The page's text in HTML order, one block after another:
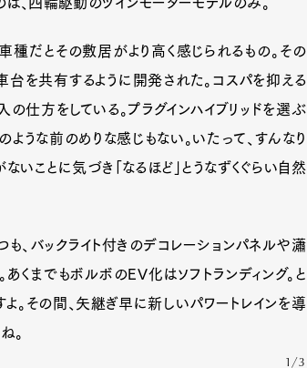
だとその敷居がより高く感じられるもの。その
を共有するように開発された。コスパを抑える
仕方をしている。プラグインハイブリッドを選ぶ
うな前のめりな感じもない。いたって、すんなり
ことに気づき「なるほど」とうなずくぐらい自然
、バックライト付きのデコレーションパネルや瀟
くまでもボルボのEV化はソフトランディング。と
。その間、矢継ぎ早に新しいパワートレインを導
。
1/3